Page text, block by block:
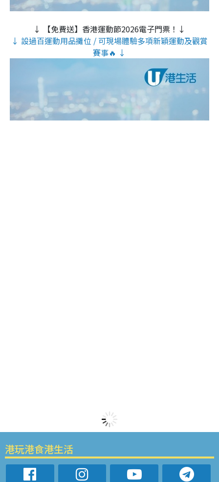
↓ 【免費送】香港運動節2026電子門票！↓
↓ 設過百運動用品攤位 / 可現場體驗多項新穎運動及觀賞
賽事🔥 ↓
港玩港食港生活